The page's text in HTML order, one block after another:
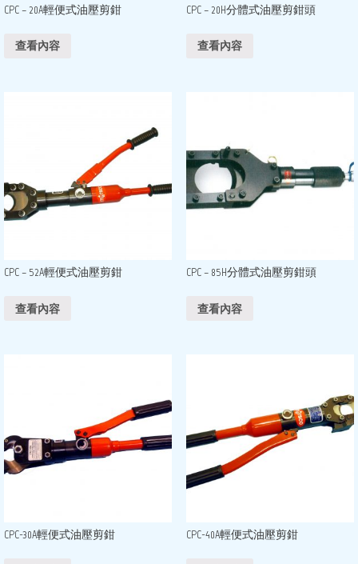
CPC – 20A輕便式油壓剪鉗
查看內容
CPC – 20H分體式油壓剪鉗頭
查看內容
CPC – 52A輕便式油壓剪鉗
查看內容
CPC – 85H分體式油壓剪鉗頭
查看內容
CPC-30A輕便式油壓剪鉗 CPC-40A輕便式油壓剪鉗